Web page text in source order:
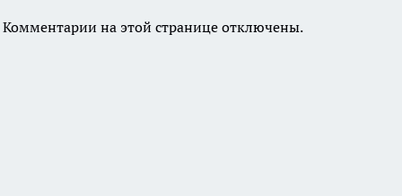
Комментарии на этой странице отключены.